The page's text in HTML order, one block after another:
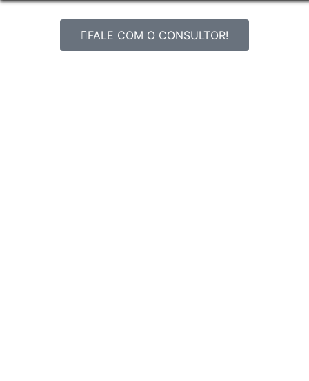
FALE COM O CONSULTOR!